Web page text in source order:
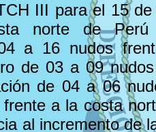
III para el 15
norte de Perú
a 16 nudos
de 03 a 09
de 04 a 06
a la costa
al incremento de